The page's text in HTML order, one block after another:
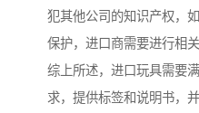
犯其他公司的知识产权，
保护，进口商需要进行相
综上所述，进口玩具需要
求，提供标签和说明书，